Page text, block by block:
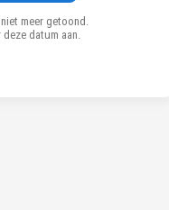
meer getoond.
datum aan.